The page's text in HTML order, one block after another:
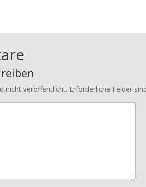
nicht veröffentlicht. Erforderliche Felder